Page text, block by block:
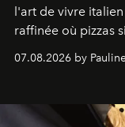
l'art de vivre
raffinée où pizzas
07.08.2026 by